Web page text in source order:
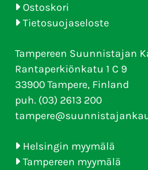
Ostoskori
Tietosuojaseloste
Tampereen Suunnistajan
Rantaperkiönkatu 1 C 9
33900 Tampere, Finland
puh. (03) 2613 200
Helsingin myymälä
Tampereen myymälä